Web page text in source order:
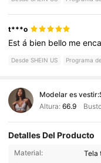
t***o
Está bien bello me
Desde SHEIN US Programa
Modelar es vestir:
Altura: 66.9
Detalles Del Producto
Material:
Tela